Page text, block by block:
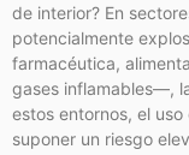
de interior? En
potencialmente
farmacéutica,
gases inflamables—,
estos entornos, el
suponer un riesgo